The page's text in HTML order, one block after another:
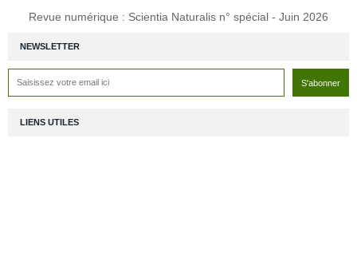
NEWSLETTER
Revue numérique : Scientia Naturalis n° spécial - Juin 2026
LIENS UTILES